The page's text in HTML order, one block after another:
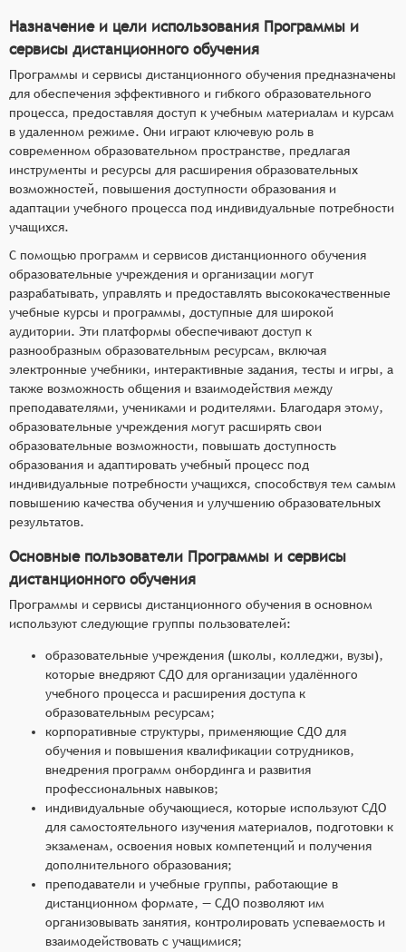
Назначение и цели использования Программы и
сервисы дистанционного обучения
Программы и сервисы дистанционного обучения предназначены
для обеспечения эффективного и гибкого образовательного
процесса, предоставляя доступ к учебным материалам и курсам
в удаленном режиме. Они играют ключевую роль в
современном образовательном пространстве, предлагая
инструменты и ресурсы для расширения образовательных
возможностей, повышения доступности образования и
адаптации учебного процесса под индивидуальные потребности
учащихся.
С помощью программ и сервисов дистанционного обучения
образовательные учреждения и организации могут
разрабатывать, управлять и предоставлять высококачественные
учебные курсы и программы, доступные для широкой
аудитории. Эти платформы обеспечивают доступ к
разнообразным образовательным ресурсам, включая
электронные учебники, интерактивные задания, тесты и игры, а
также возможность общения и взаимодействия между
преподавателями, учениками и родителями. Благодаря этому,
образовательные учреждения могут расширять свои
образовательные возможности, повышать доступность
образования и адаптировать учебный процесс под
индивидуальные потребности учащихся, способствуя тем самым
повышению качества обучения и улучшению образовательных
результатов.
Основные пользователи Программы и сервисы
дистанционного обучения
Программы и сервисы дистанционного обучения в основном
используют следующие группы пользователей:
образовательные учреждения (школы, колледжи, вузы),
которые внедряют СДО для организации удалённого
учебного процесса и расширения доступа к
образовательным ресурсам;
корпоративные структуры, применяющие СДО для
обучения и повышения квалификации сотрудников,
внедрения программ онбординга и развития
профессиональных навыков;
индивидуальные обучающиеся, которые используют СДО
для самостоятельного изучения материалов, подготовки к
экзаменам, освоения новых компетенций и получения
дополнительного образования;
преподаватели и учебные группы, работающие в
дистанционном формате, — СДО позволяют им
организовывать занятия, контролировать успеваемость и
взаимодействовать с учащимися;